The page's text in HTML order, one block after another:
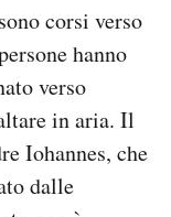
corsi verso
hanno
verso
in aria. Il
Iohannes, che
dalle